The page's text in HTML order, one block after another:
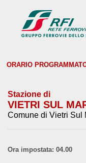
ORARIO
Stazione di
VIETRI SUL
Comune di Vietri Sul
Ora impostata: 04.00